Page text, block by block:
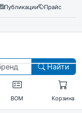
Публикации
Прайс
Найти
BOM Корзина